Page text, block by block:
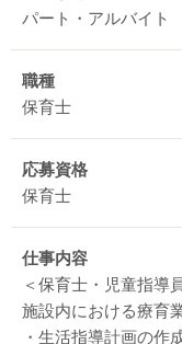
パート・アルバイト
職種
保育士
応募資格
保育士
仕事内容
＜保育士・児童指導
施設内における療育
・生活指導計画の作